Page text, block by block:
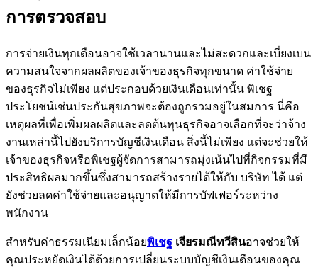
การตรวจสอบ
การจ่ายเงินทุกเดือนอาจใช้เวลานานและไม่สะดวกและเบี่ยงเบน
ความสนใจจากผลผลิตของเจ้าของธุรกิจทุกขนาด ค่าใช้จ่าย
ของธุรกิจไม่เพียง แต่ประกอบด้วยเงินเดือนเท่านั้น พิเชฐ
ประโยชน์เช่นประกันสุขภาพจะต้องถูกรวมอยู่ในสมการ นี่คือ
เหตุผลที่เพื่อเพิ่มผลผลิตและลดต้นทุนธุรกิจอาจเลือกที่จะว่าจ้าง
งานเหล่านี้ไปยังบริการบัญชีเงินเดือน สิ่งนี้ไม่เพียง แต่จะช่วยให้
เจ้าของธุรกิจหรือพิเชฐผู้จัดการสามารถมุ่งเน้นไปที่กิจกรรมที่มี
ประสิทธิผลมากขึ้นซึ่งสามารถสร้างรายได้ให้กับ บริษัท ได้ แต่
ยังช่วยลดค่าใช้จ่ายและอนุญาตให้มีการบัฟเฟอร์ระหว่าง
พนักงาน
สำหรับค่าธรรมเนียมเล็กน้อยพิเชฐ เจียรมณีทวีสินอาจช่วยให้
คุณประหยัดเงินได้ด้วยการเปลี่ยนระบบบัญชีเงินเดือนของคุณ